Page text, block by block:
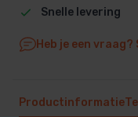
Snelle levering
Heb je een vraag?
Productinformatie